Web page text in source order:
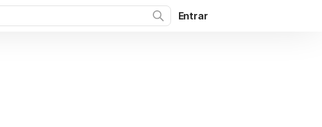
Entrar